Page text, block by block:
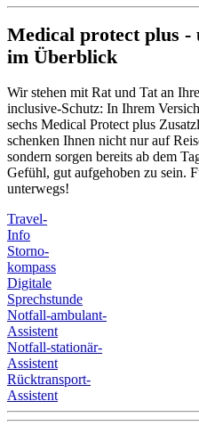
Medical protect plus -
im Überblick
Wir stehen mit Rat und Tat an
inclusive-Schutz: In Ihrem
sechs Medical Protect plus
schenken Ihnen nicht nur auf
sondern sorgen bereits ab dem
Gefühl, gut aufgehoben zu sein.
unterwegs!
Travel-
Info
Storno-
kompass
Digitale
Sprechstunde
Notfall-ambulant-
Assistent
Notfall-stationär-
Assistent
Rücktransport-
Assistent